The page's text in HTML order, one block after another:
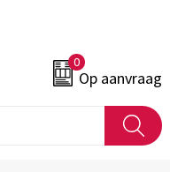
0
Op aanvraag